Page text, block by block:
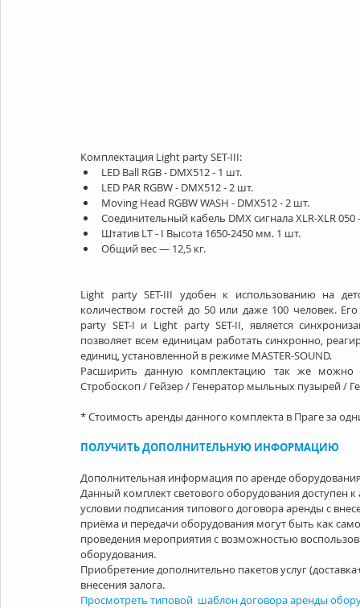
Комплектация Light party SET-III:
LED Ball RGB - DMX512 - 1 шт.
LED PAR RGBW - DMX512 - 2 шт.
Moving Head RGBW WASH - DMX512 - 2 шт.
Соединительный кабель DMX сигнала XLR-XLR
Штатив LT - I Высота 1650-2450 мм. 1 шт.
Общий вес — 12,5 кг.
Light party SET-III удобен к использованию на
количеством гостей до 50 или даже 100 человек.
party SET-I и Light party SET-II, является
позволяет всем единицам работать синхронно,
единиц, установленной в режиме MASTER-SOUND.
Расширить данную комплектацию так же
Стробоскоп / Гейзер / Генератор мыльных пузырей /
* Стоимость аренды данного комплекта в Праге за
ПОЛУЧИТЬ ДОПОЛНИТЕЛЬНУЮ ИНФОРМАЦИЮ
Дополнительная информация по аренде
Данный комплект светового оборудования доступен
условии подписания типового договора аренды с
приёма и передачи оборудования могут быть как
проведения мероприятия с возможностью
оборудования.
Приобретение дополнительно пакетов услуг
внесения залога.
Просмотреть типовой  шаблон договора аренды